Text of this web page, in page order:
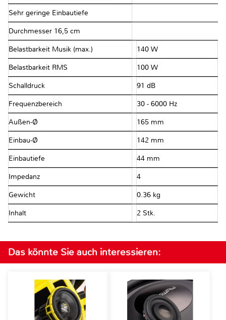
Sehr geringe Einbautiefe
Durchmesser 16,5 cm
Belastbarkeit Musik (max.) 140 W
Belastbarkeit RMS 100 W
Schalldruck 91 dB
Frequenzbereich 30 - 6000 Hz
Außen-Ø 165 mm
Einbau-Ø 142 mm
Einbautiefe 44 mm
Impedanz 4 Ω
Gewicht 0.36 kg
Inhalt 2 Stk.
Das könnte Sie auch interessieren: